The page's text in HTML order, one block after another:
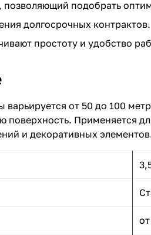
подобрать
долгосрочных контрактов.
простоту и удобство
от 50 до 100
Применяется
и декоративных